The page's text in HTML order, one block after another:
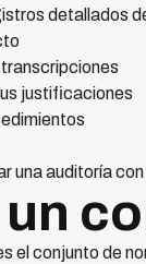
detallados
justificaciones
una auditoría
un
el conjunto de